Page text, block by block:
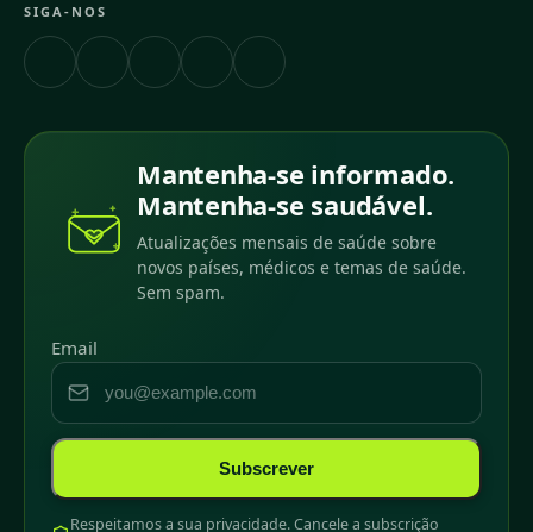
SIGA-NOS
Mantenha-se informado.
Mantenha-se saudável.
Atualizações mensais de saúde sobre
novos países, médicos e temas de saúde.
Sem spam.
Email
Subscrever
Respeitamos a sua privacidade. Cancele a subscrição